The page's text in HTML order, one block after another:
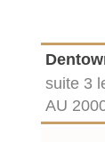
suite 3
AU